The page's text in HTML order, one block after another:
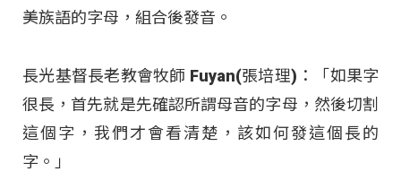
美族語的字母，組合後發音。
長光基督長老教會牧師 Fuyan(張培理)：「如果字
很長，首先就是先確認所謂母音的字母，然後切割
這個字，我們才會看清楚，該如何發這個長的
字。」